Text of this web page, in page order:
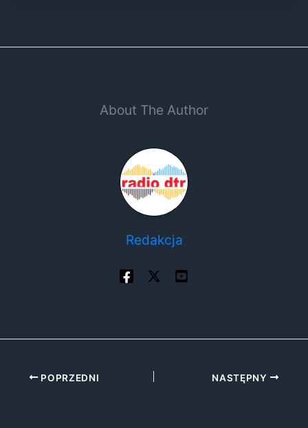
About The Author
Redakcja
POPRZEDNI NASTĘPNY